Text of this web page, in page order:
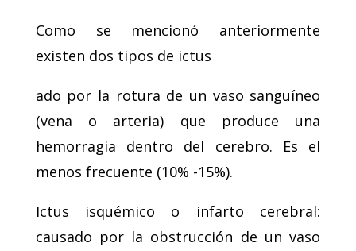
Como se mencionó anteriormente
existen dos tipos de ictus
ado por la rotura de un vaso sanguíneo
(vena o arteria) que produce una
hemorragia dentro del cerebro. Es el
menos frecuente (10% -15%).
Ictus isquémico o infarto cerebral:
causado por la obstrucción de un vaso